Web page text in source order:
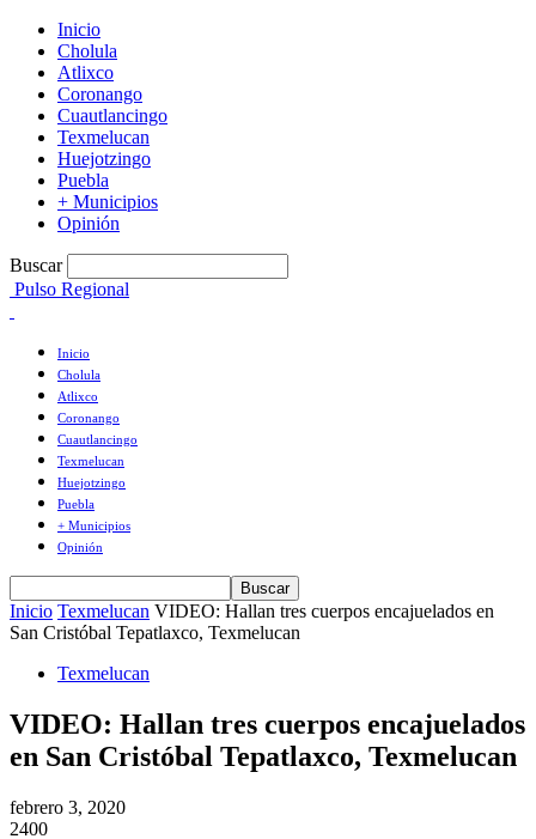
Inicio
Cholula
Atlixco
Coronango
Cuautlancingo
Texmelucan
Huejotzingo
Puebla
+ Municipios
Opinión
Buscar
Pulso Regional
Inicio
Cholula
Atlixco
Coronango
Cuautlancingo
Texmelucan
Huejotzingo
Puebla
+ Municipios
Opinión
Inicio Texmelucan VIDEO: Hallan tres cuerpos encajuelados en
San Cristóbal Tepatlaxco, Texmelucan
Texmelucan
VIDEO: Hallan tres cuerpos encajuelados
en San Cristóbal Tepatlaxco, Texmelucan
febrero 3, 2020
2400